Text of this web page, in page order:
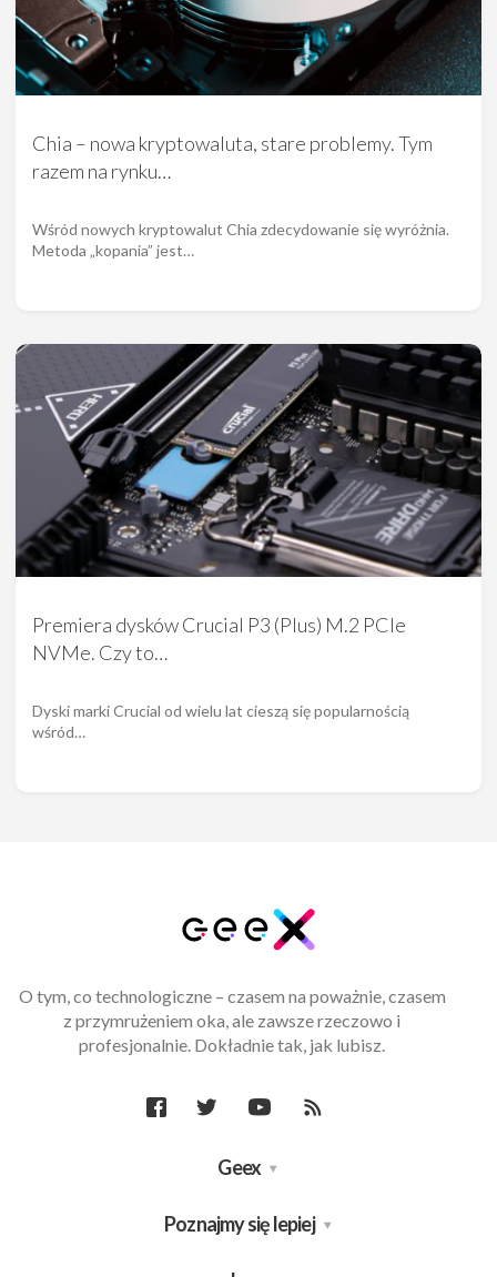
Chia – nowa kryptowaluta, stare problemy. Tym
razem na rynku…
Wśród nowych kryptowalut Chia zdecydowanie się wyróżnia.
Metoda „kopania” jest…
Premiera dysków Crucial P3 (Plus) M.2 PCIe
NVMe. Czy to…
Dyski marki Crucial od wielu lat cieszą się popularnością
wśród…
O tym, co technologiczne – czasem na poważnie, czasem
z przymrużeniem oka, ale zawsze rzeczowo i
profesjonalnie. Dokładnie tak, jak lubisz.
Geex
Poznajmy się lepiej